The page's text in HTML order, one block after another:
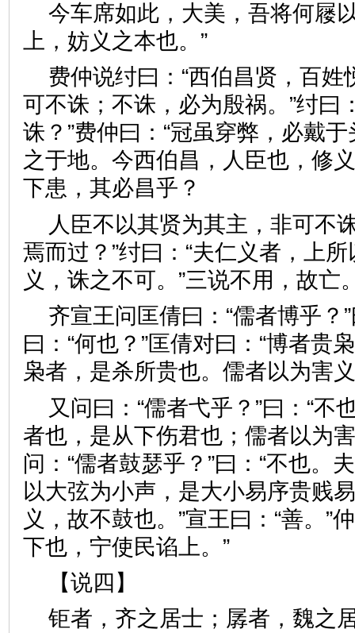
今车席如此，大美，吾将何屦
上，妨义之本也。”
费仲说纣曰：“西伯昌贤，百
可不诛；不诛，必为殷祸。”纣曰
诛？”费仲曰：“冠虽穿弊，必戴
之于地。今西伯昌，人臣也，修
下患，其必昌乎？
人臣不以其贤为其主，非可不
焉而过？”纣曰：“夫仁义者，上
义，诛之不可。”三说不用，
齐宣王问匡倩曰：“儒者博乎？
曰：“何也？”匡倩对曰：“博者贵
枭者，是杀所贵也。儒者以为
又问曰：“儒者弋乎？”曰：“不
者也，是从下伤君也；儒者以为
问：“儒者鼓瑟乎？”曰：“不也。
以大弦为小声，是大小易序贵贱
义，故不鼓也。”宣王曰：“善。”
下也，宁使民谄上。”
【说四】
钜者，齐之居士；孱者，魏之